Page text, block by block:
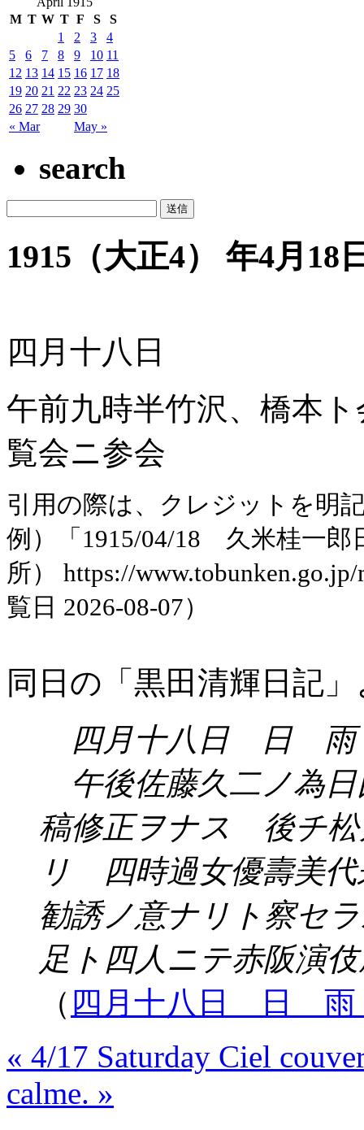
M T W T F S S
« Mar May »
1 2 3
4
5
6 7 8 9 10 11
12 13 14 15 16 17 18
19 20 21 22 23 24 25
26 27 28 29 30
search
1915（大正4） 年4月18
四月十八日
午前九時半竹沢、橋本
覧会ニ参会
引用の際は、クレジットを明
例）「1915/04/18 久米桂一郎
所） https://
覧日 2026-08-07）
同日の「黒田清輝日記
四月十八日 日 雨
午後佐藤久二ノ為日
稿修正ヲナス 後チ松
リ 四時過女優壽美
勧誘ノ意ナリト察
足ト四人ニテ赤阪演
（ 四月十八日 日
« 4/17 Saturday Ciel
calme. »